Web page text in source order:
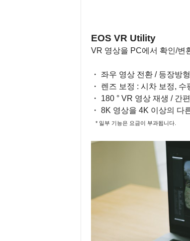
EOS VR Utility
VR 영상을 PC에서 확인/변
・ 좌우 영상 전환 / 등장방
・ 렌즈 보정 : 시차 보정, 수
・ 180 ° VR 영상 재생 / 간
・ 8K 영상을 4K 이상의 다
* 일부 기능은 요금이 부과됩니다.